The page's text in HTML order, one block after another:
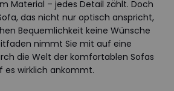
Material – jedes Detail zählt. Doch
das nicht nur optisch anspricht,
Bequemlichkeit keine Wünsche
nimmt Sie mit auf eine
die Welt der komfortablen Sofas
es wirklich ankommt.